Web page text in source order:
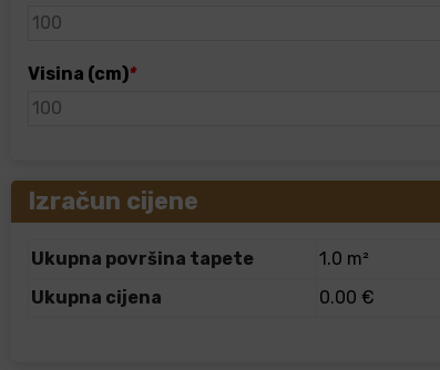
Visina (cm)*
Izračun cijene
Ukupna površina tapete
1.0 m²
Ukupna cijena
0.00 €